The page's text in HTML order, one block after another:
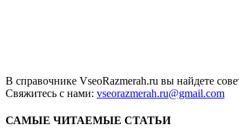
В справочнике VseoRazmerah.ru вы найдете
Свяжитесь с нами: vseorazmerah.ru@gmail.com
САМЫЕ ЧИТАЕМЫЕ СТАТЬИ